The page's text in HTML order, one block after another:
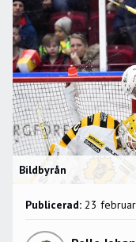
Bildbyrån
Publicerad: 23